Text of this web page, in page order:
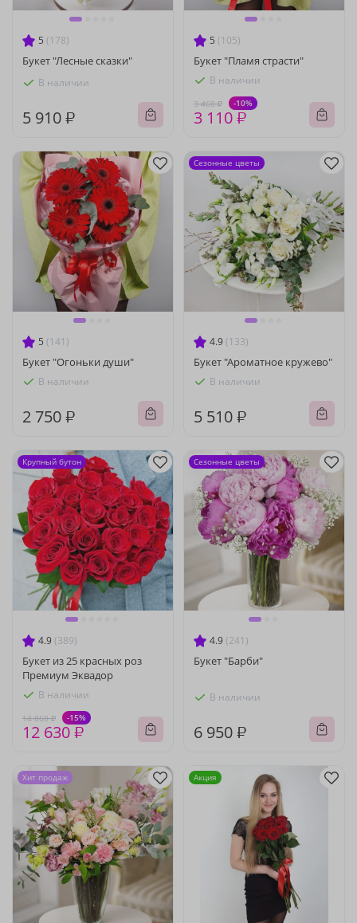
5 (178)
Букет "Лесные сказки"
В наличии
5 910 ₽
5 (105)
Букет "Пламя страсти"
В наличии
3 460 ₽ -10%
3 110 ₽
5 (141)
Букет "Огоньки души"
В наличии
2 750 ₽
4.9 (133)
Букет "Ароматное кружево"
В наличии
5 510 ₽
Сезонные цветы
4.9 (389)
Букет из 25 красных роз
Премиум Эквадор
В наличии
14 860 ₽ -15%
12 630 ₽
Крупный бутон
4.9 (241)
Букет "Барби"
В наличии
6 950 ₽
Сезонные цветы
Хит продаж Акция